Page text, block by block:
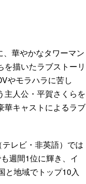
華やかなタワーマン
描いたラブストーリ
やモラハラに苦し
主人公・平賀さくらを
華キャストによるラブ
レビ・非英語）では
週間1位に輝き、イ
と地域でトップ10入